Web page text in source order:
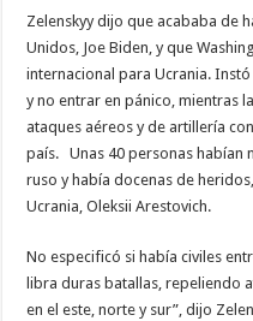
Zelenskyy dijo que acababa de
Unidos, Joe Biden, y que
internacional para Ucrania.
y no entrar en pánico, mientras
ataques aéreos y de artillería
país. Unas 40 personas habían
ruso y había docenas de
Ucrania, Oleksii Arestovich.
No especificó si había civiles
libra duras batallas, repeliendo
en el este, norte y sur”, dijo